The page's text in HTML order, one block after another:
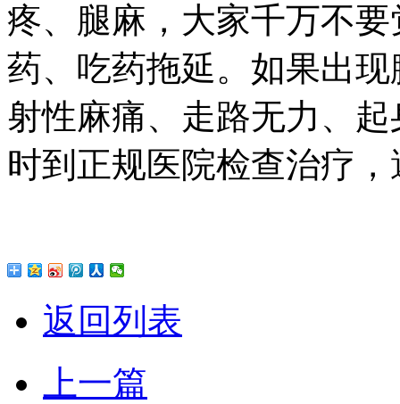
疼、腿麻，大家千万不
药、吃药拖延。如果出
射性麻痛、走路无力、
时到正规医院检查治疗
返回列表
上一篇